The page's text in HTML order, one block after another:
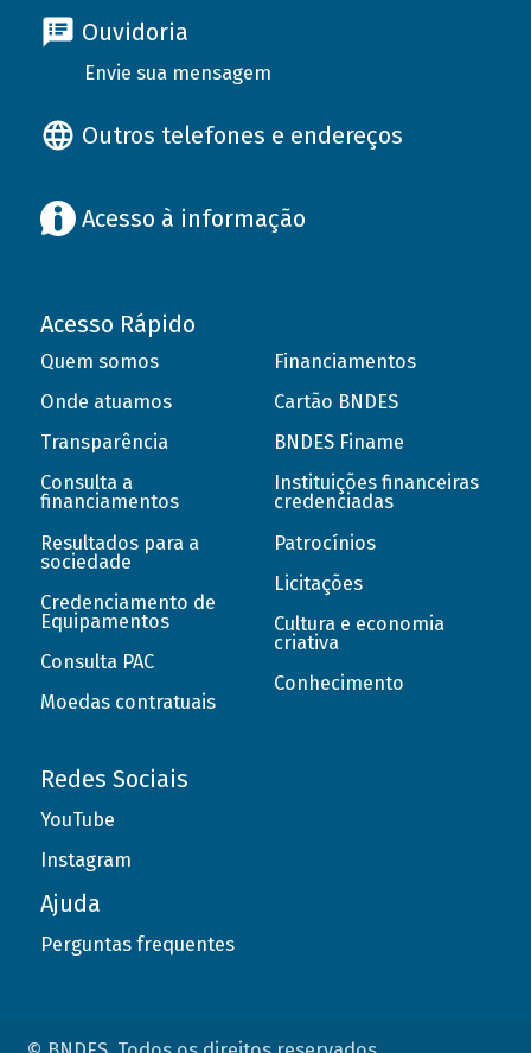
Ouvidoria
Envie sua mensagem
Outros telefones e endereços
Acesso à informação
Acesso Rápido
Quem somos
Onde atuamos
Transparência
Consulta a
financiamentos
Resultados para a
sociedade
Credenciamento de
Equipamentos
Consulta PAC
Moedas contratuais
Financiamentos
Cartão BNDES
BNDES Finame
Instituições financeiras
credenciadas
Patrocínios
Licitações
Cultura e economia
criativa
Conhecimento
Redes Sociais
YouTube
Instagram
Ajuda
Perguntas frequentes